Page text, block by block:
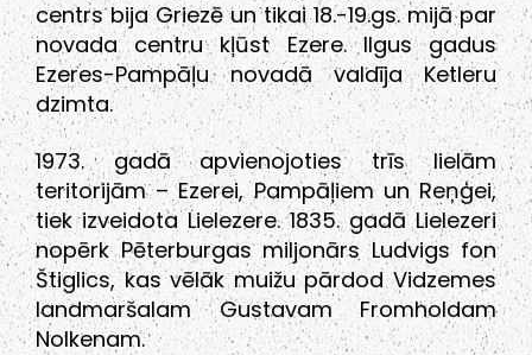
centrs bija Griezē un tikai 18.-19.gs. mijā par
novada centru kļūst Ezere. Ilgus gadus
Ezeres-Pampāļu novadā valdīja Ketleru
dzimta.
1973. gadā apvienojoties trīs lielām
teritorijām – Ezerei, Pampāļiem un Reņģei,
tiek izveidota Lielezere. 1835. gadā Lielezeri
nopērk Pēterburgas miljonārs Ludvigs fon
Štiglics, kas vēlāk muižu pārdod Vidzemes
landmaršalam Gustavam Fromholdam
Nolkenam.